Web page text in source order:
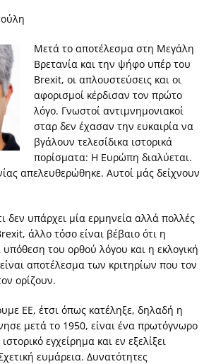
Μετά το αποτέλεσμα στη Μεγάλη
Βρετανία και την ψήφο υπέρ του
Brexit, οι απλουστεύσεις και οι
αφορισμοί κέρδισαν τον πρώτο
λόγο. Γνωστοί αντιμνημονιακοί
σταρ δεν έχασαν την ευκαιρία να
βγάλουν τελεσίδικα ιστορικά
πορίσματα: Η Ευρώπη διαλύεται.
απελευθερώθηκε. Αυτοί μάς δείχνουν
δεν υπάρχει μία ερμηνεία αλλά πολλές
άλλο τόσο είναι βέβαιο ότι η
υπόθεση του ορθού λόγου και η εκλογική
αποτέλεσμα των κριτηρίων που τον
ορίζουν.
ΕΕ, έτσι όπως κατέληξε, δηλαδή η
μετά το 1950, είναι ένα πρωτόγνωρο
εγχείρημα και εν εξελίξει
ευμάρεια. Δυνατότητες